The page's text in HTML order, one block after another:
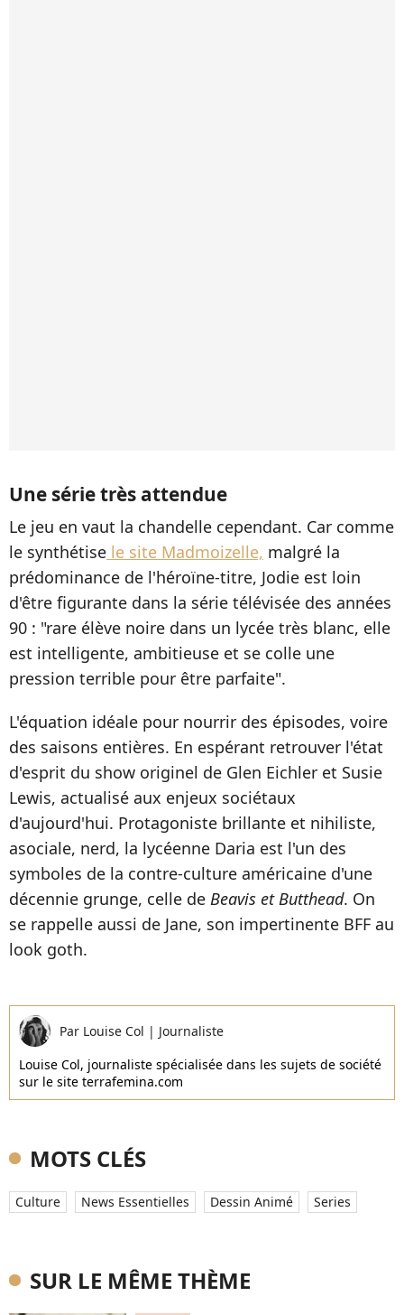
Une série très attendue
Le jeu en vaut la chandelle cependant. Car comme
le synthétise le site Madmoizelle, malgré la
prédominance de l'héroïne-titre, Jodie est loin
d'être figurante dans la série télévisée des années
90 : "rare élève noire dans un lycée très blanc, elle
est intelligente, ambitieuse et se colle une
pression terrible pour être parfaite".
L'équation idéale pour nourrir des épisodes, voire
des saisons entières. En espérant retrouver l'état
d'esprit du show originel de Glen Eichler et Susie
Lewis, actualisé aux enjeux sociétaux
d'aujourd'hui. Protagoniste brillante et nihiliste,
asociale, nerd, la lycéenne Daria est l'un des
symboles de la contre-culture américaine d'une
décennie grunge, celle de Beavis et Butthead. On
se rappelle aussi de Jane, son impertinente BFF au
look goth.
Par Louise Col | Journaliste
Louise Col, journaliste spécialisée dans les sujets de société
sur le site terrafemina.com
MOTS CLÉS
Culture News Essentielles Dessin Animé Series
SUR LE MÊME THÈME